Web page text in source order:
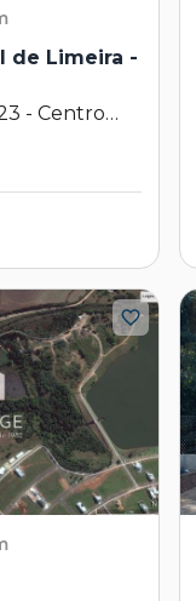
de Limeira -
- Centro